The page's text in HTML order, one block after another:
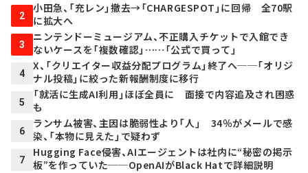
2
小田急、「充レン」撤去→「CHARGESPOT」に回帰 全70駅
に拡大へ
3
ニンテンドーミュージアム、不正購入チケットで入館でき
ないケースを「複数確認」……「公式で買って」
4
X、「クリエイター収益分配プログラム」終了へ──「オリジ
ナル投稿」に絞った新報酬制度に移行
5
「就活に生成AI利用」ほぼ全員に 面接で内容追及され困惑
も
6
ランサム被害、主因は脆弱性より「人」 34％がメールで感
染、「本物に見えた」で疑わず
7
Hugging Face侵害、AIエージェントは社内に“秘密の掲示
板”を作っていた──OpenAIがBlack Hatで詳細説明